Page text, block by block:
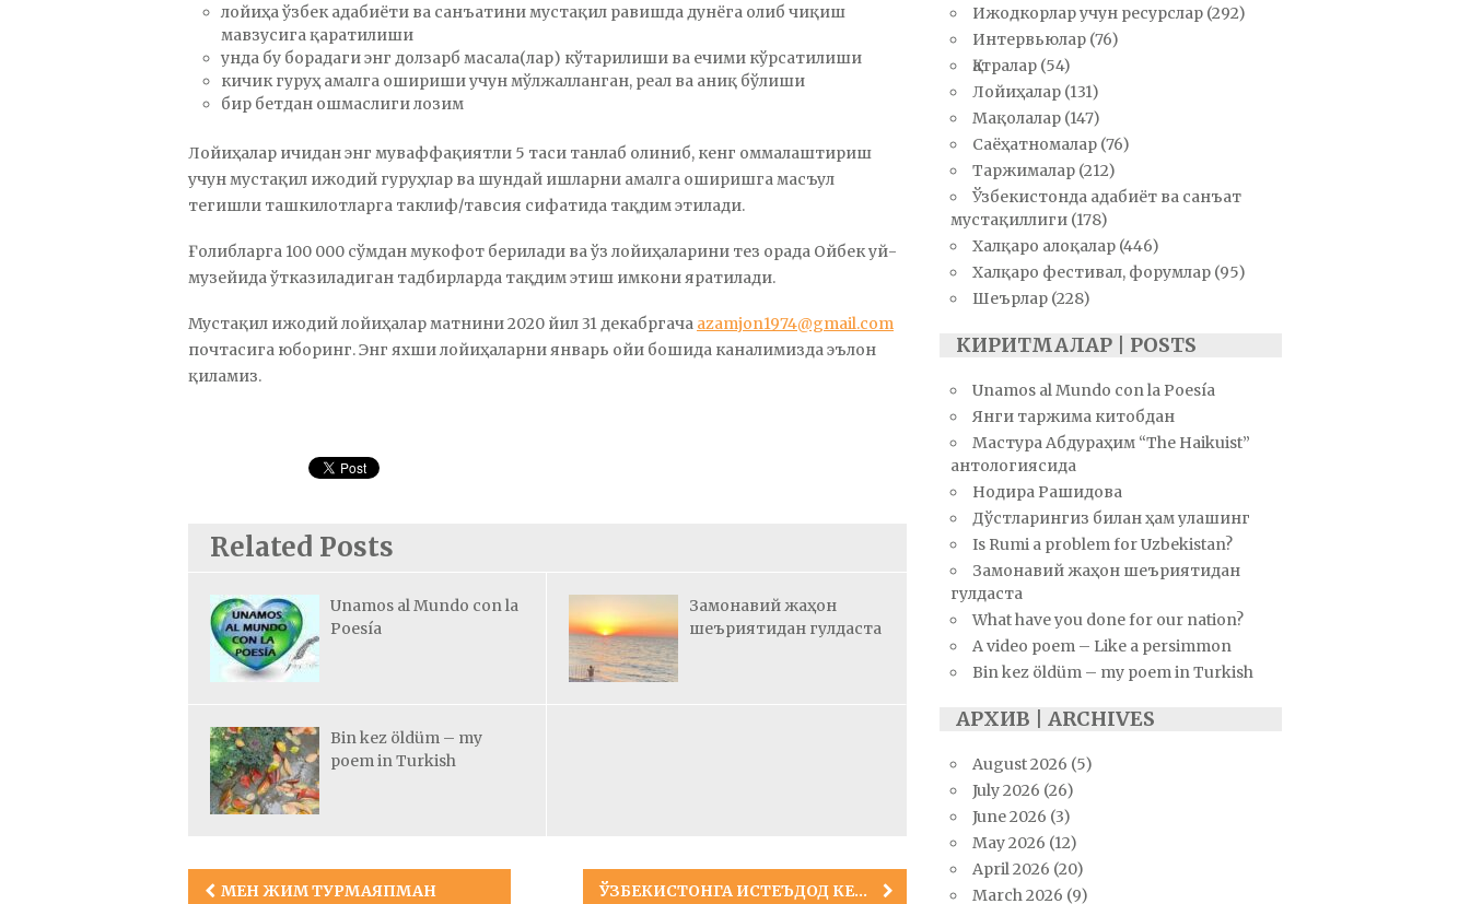
лойиҳа ўзбек адабиёти ва санъатини мустақил равишда дунёга олиб чиқиш
мавзусига қаратилиши
унда бу борадаги энг долзарб масала(лар) кўтарилиши ва ечими кўрсатилиши
кичик гуруҳ амалга ошириши учун мўлжалланган, реал ва аниқ бўлиши
бир бетдан ошмаслиги лозим
Лойиҳалар ичидан энг муваффақиятли 5 таси танлаб олиниб, кенг оммалаштириш
учун мустақил ижодий гуруҳлар ва шундай ишларни амалга оширишга масъул
тегишли ташкилотларга таклиф/тавсия сифатида тақдим этилади.
Ғолибларга 100 000 сўмдан мукофот берилади ва ўз лойиҳаларини тез орада Ойбек уй-
музейида ўтказиладиган тадбирларда тақдим этиш имкони яратилади.
Мустақил ижодий лойиҳалар матнини 2020 йил 31 декабргача azamjon1974@gmail.com
почтасига юборинг. Энг яхши лойиҳаларни январь ойи бошида каналимизда эълон
қиламиз.
Related Posts
Unamos al Mundo con la
Poesía
Замонавий жаҳон
шеъриятидан гулдаста
Bin kez öldüm – my
poem in Turkish
Post
МЕН ЖИМ ТУРМАЯПМАН ЎЗБЕКИСТОНГА ИСТЕЪДОД КЕРАКМАС
Ижодкорлар учун ресурслар(292)
Интервьюлар(76)
Қатралар(54)
Лойиҳалар(131)
Мақолалар(147)
Саёҳатномалар(76)
Таржималар(212)
Ўзбекистонда адабиёт ва санъат
мустақиллиги(178)
Халқаро алоқалар(446)
Халқаро фестивал, форумлар(95)
Шеърлар(228)
КИРИТМАЛАР | POSTS
Unamos al Mundo con la Poesía
Янги таржима китобдан
Мастура Абдураҳим “The Haikuist”
антологиясида
Нодира Рашидова
Дўстларингиз билан ҳам улашинг
Is Rumi a problem for Uzbekistan?
Замонавий жаҳон шеъриятидан
гулдаста
What have you done for our nation?
A video poem – Like a persimmon
Bin kez öldüm – my poem in Turkish
АРХИВ | ARCHIVES
August 2026 (5)
July 2026 (26)
June 2026 (3)
May 2026 (12)
April 2026 (20)
March 2026 (9)